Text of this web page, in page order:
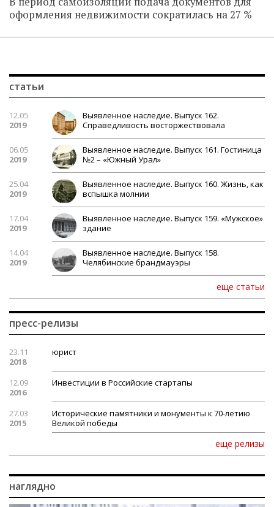
оформления недвижимости сократилась на 27 %
статьи
12.05
2019
Выявленное наследие. Выпуск 162.
Справедливость восторжествовала
06.05
2019
Выявленное наследие. Выпуск 161. Гостиница
№2 – «Южный Урал»
25.04
2019
Выявленное наследие. Выпуск 160. Жизнь, как
вспышка молнии
17.04
2019
Выявленное наследие. Выпуск 159. «Мужское»
здание
14.04
2019
Выявленное наследие. Выпуск 158.
Челябинские брандмауэры
еще статьи
пресс-релизы
23.11
2018
юрист
12.09
2016
Инвестиции в Российские стартапы
27.03
2015
Исторические памятники и монументы к 70-летию
Великой победы
еще релизы
наглядно